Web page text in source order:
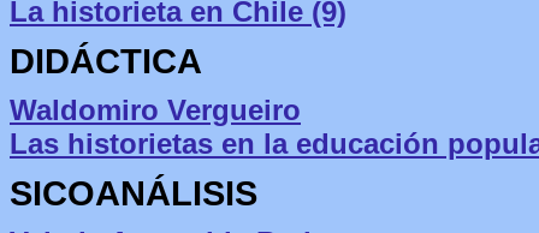
La historieta en Chile (9)
DIDÁCTICA
Waldomiro Vergueiro
Las historietas en la educación
SICOANÁLISIS